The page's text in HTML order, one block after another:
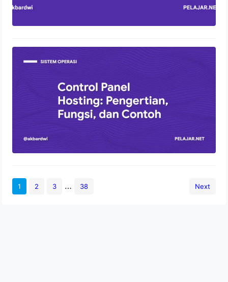
1 2 3 … 38 Next